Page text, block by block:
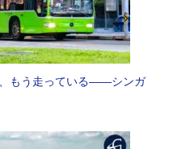
、もう走っている――シンガ